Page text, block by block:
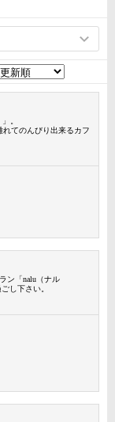
。
れてのんびり出来るカフ
ン「nalu（ナル
し下さい。